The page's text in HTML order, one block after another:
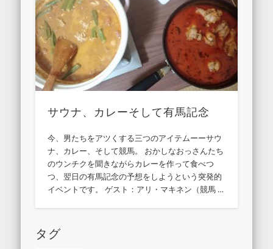
サウナ、カレーそして有馬記念
今、男たちをアツくする三つのアイテムーーサウ
ナ、カレー、そして競馬。 おかしなおっさんたち
のウンチクを聞きながらカレーを作って食べつ
つ、翌日の有馬記念の予想をしようという突発的
イベントです。 ゲスト：アリ・マキネン（競馬 …
タグ